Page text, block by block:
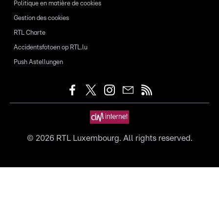
Politique en matière de cookies
Gestion des cookies
RTL Charte
Accidentsfotoen op RTL.lu
Push Astellungen
© 2026RTL Luxembourg. All rights reserved.